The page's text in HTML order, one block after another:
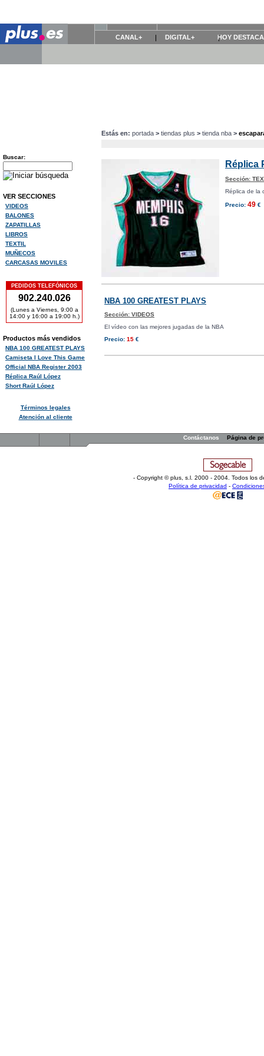
CANAL+ DIGITAL+ HOY
Buscar:
VER SECCIONES
VIDEOS
BALONES
ZAPATILLAS
LIBROS
TEXTIL
MUÑECOS
CARCASAS MOVILES
PEDIDOS TELEFÓNICOS
902.240.026
(Lunes a Viernes, 9:00 a
14:00 y 16:00 a 19:00 h.)
Productos más vendidos
NBA 100 GREATEST PLAYS
Camiseta I Love This Game
Official NBA Register 2003
Réplica Raúl López
Short Raúl López
Términos legales
Atención al cliente
Estás en: portada > tiendas plus > tienda nba >
Réplica
Sección:
Réplica de la
Precio: 49 €
NBA 100 GREATEST PLAYS
Sección: VIDEOS
El vídeo con las mejores jugadas de la NBA
Precio: 15 €
Contáctanos Página de
- Copyright © plus, s.l 2000 - 2004. Todos los
Política de privacidad -